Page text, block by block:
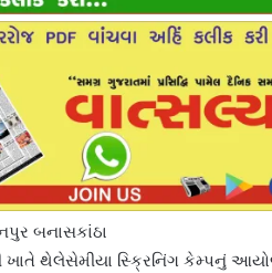
બનાસકાંઠા
ખાતે થેલેસેમીયા સ્ક્રિનિંગ કેમ્પનું